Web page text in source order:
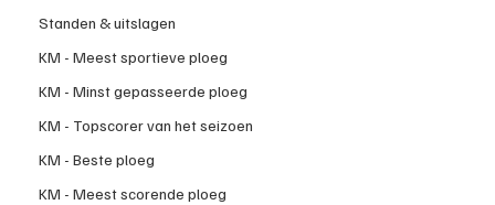
Standen & uitslagen
KM - Meest sportieve ploeg
KM - Minst gepasseerde ploeg
KM - Topscorer van het seizoen
KM - Beste ploeg
KM - Meest scorende ploeg